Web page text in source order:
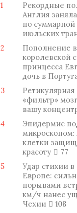
1
Рекордные
Англия
по суммарной
июльских
2
Пополнение
королевской
принцесса
дочь в
3
«фильтр»
вашу
4
Эпидермис
микроскопом:
клетки
красоту
77
5
Удар стихии
Европе:
порывами
км/ч нанес
Чехии
108